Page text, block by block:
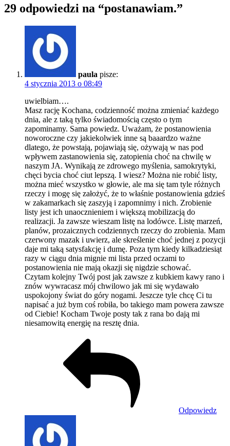
29 odpowiedzi na “postanawiam.”
paula pisze:
4 stycznia 2013 o 08:49
uwielbiam….
Masz rację Kochana, codzienność można zmieniać każdego
dnia, ale z taką tylko świadomością często o tym
zapominamy. Sama powiedz. Uważam, że postanowienia
noworoczne czy jakiekolwiek inne są baaardzo ważne
dlatego, że powstają, pojawiają się, ożywają w nas pod
wpływem zastanowienia się, zatopienia choć na chwilę w
naszym JA. Wynikają ze zdrowego myślenia, samokrytyki,
chęci bycia choć ciut lepszą. I wiesz? Można nie robić listy,
można mieć wszystko w głowie, ale ma się tam tyle różnych
rzeczy i mogę się założyć, że to właśnie postanowienia gdzieś
w zakamarkach się zaszyją i zapomnimy i nich. Zrobienie
listy jest ich unaocznieniem i większą mobilizacją do
realizacji. Ja zawsze wieszam listę na lodówce. Listę marzeń,
planów, prozaicznych codziennych rzeczy do zrobienia. Mam
czerwony mazak i uwierz, ale skreślenie choć jednej z pozycji
daje mi taką satysfakcję i dumę. Poza tym kiedy kilkadziesiąt
razy w ciągu dnia mignie mi lista przed oczami to
postanowienia nie mają okazji się nigdzie schować.
Czytam kolejny Twój post jak zawsze z kubkiem kawy rano i
znów wywracasz mój chwilowo jak mi się wydawało
uspokojony świat do góry nogami. Jeszcze tyle chcę Ci tu
napisać a już bym coś robiła, bo takiego mam powera zawsze
od Ciebie! Kocham Twoje posty tak z rana bo dają mi
niesamowitą energię na resztę dnia.
Odpowiedz